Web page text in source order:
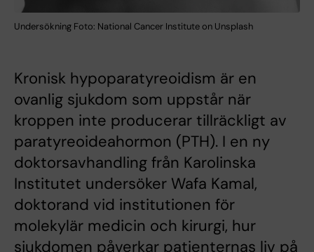
Undersökning Foto: National Cancer Institute on Unsplash
Kronisk hypoparatyreoidism är en
ovanlig sjukdom som uppstår när
kroppen inte producerar tillräckligt av
paratyreoideahormon (PTH). I en ny
doktorsavhandling från Karolinska
Institutet undersöker Wafa Kamal,
doktorand vid institutionen för
molekylär medicin och kirurgi, hur
sjukdomen påverkar patienternas liv på